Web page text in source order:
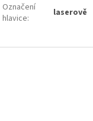
Označení
hlavice: laserově